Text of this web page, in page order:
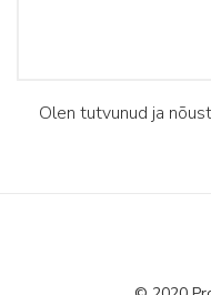
Olen tutvunud ja